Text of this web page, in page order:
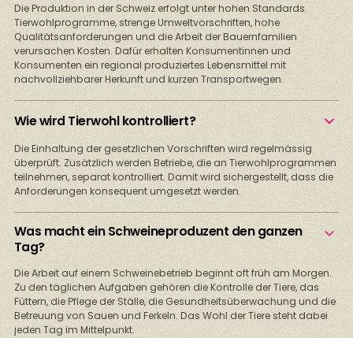
Die Produktion in der Schweiz erfolgt unter hohen Standards.
Tierwohlprogramme, strenge Umweltvorschriften, hohe
Qualitätsanforderungen und die Arbeit der Bauernfamilien
verursachen Kosten. Dafür erhalten Konsumentinnen und
Konsumenten ein regional produziertes Lebensmittel mit
nachvollziehbarer Herkunft und kurzen Transportwegen.
Wie wird Tierwohl kontrolliert?
Die Einhaltung der gesetzlichen Vorschriften wird regelmässig
überprüft. Zusätzlich werden Betriebe, die an Tierwohlprogrammen
teilnehmen, separat kontrolliert. Damit wird sichergestellt, dass die
Anforderungen konsequent umgesetzt werden.
Was macht ein Schweineproduzent den ganzen
Tag?
Die Arbeit auf einem Schweinebetrieb beginnt oft früh am Morgen.
Zu den täglichen Aufgaben gehören die Kontrolle der Tiere, das
Füttern, die Pflege der Ställe, die Gesundheitsüberwachung und die
Betreuung von Sauen und Ferkeln. Das Wohl der Tiere steht dabei
jeden Tag im Mittelpunkt.